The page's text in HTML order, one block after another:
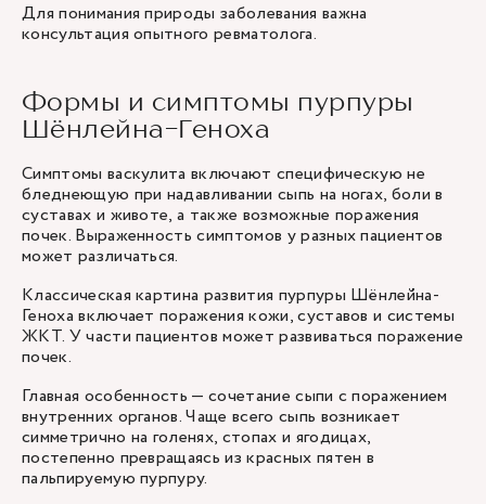
Для понимания природы заболевания важна
консультация опытного ревматолога.
Формы и симптомы пурпуры
Шёнлейна-Геноха
Симптомы васкулита включают специфическую не
бледнеющую при надавливании сыпь на ногах, боли в
суставах и животе, а также возможные поражения
почек. Выраженность симптомов у разных пациентов
может различаться.
Классическая картина развития пурпуры Шёнлейна-
Геноха включает поражения кожи, суставов и системы
ЖКТ. У части пациентов может развиваться поражение
почек.
Главная особенность — сочетание сыпи с поражением
внутренних органов. Чаще всего сыпь возникает
симметрично на голенях, стопах и ягодицах,
постепенно превращаясь из красных пятен в
пальпируемую пурпуру.